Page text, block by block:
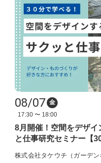
08/07 金
17:30 〜 18:00
8月開催！空間をデザイ
と仕事研究セミナー【30
株式会社タケウチ（ガーデン